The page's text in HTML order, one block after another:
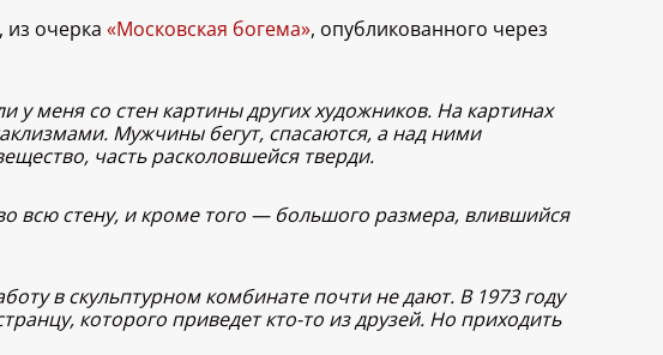
из очерка «Московская богема», опубликованного через
меня со стен картины других художников. На картинах
Мужчины бегут, спасаются, а над ними
часть расколовшейся тверди.
всю стену, и кроме того — большого размера, влившийся
в скульптурном комбинате почти не дают. В 1973 году
которого приведет кто-то из друзей. Но приходить